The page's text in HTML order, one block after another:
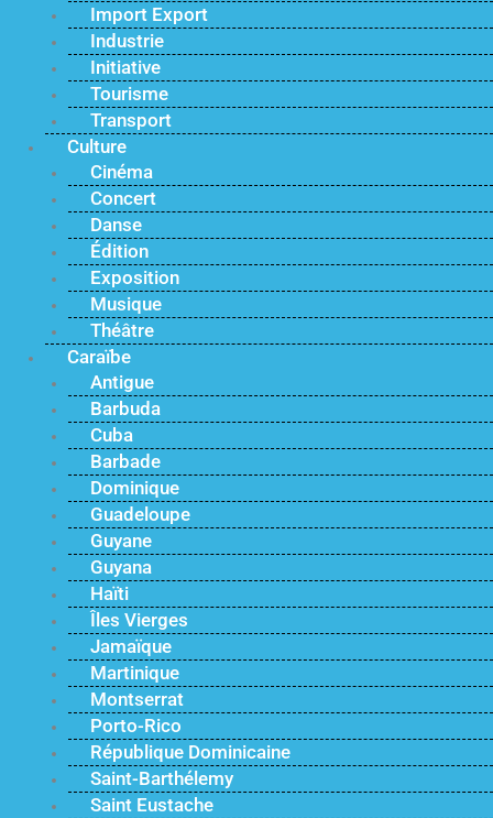
Import Export
Industrie
Initiative
Tourisme
Transport
Culture
Cinéma
Concert
Danse
Édition
Exposition
Musique
Théâtre
Caraïbe
Antigue
Barbuda
Cuba
Barbade
Dominique
Guadeloupe
Guyane
Guyana
Haïti
Îles Vierges
Jamaïque
Martinique
Montserrat
Porto-Rico
République Dominicaine
Saint-Barthélemy
Saint Eustache